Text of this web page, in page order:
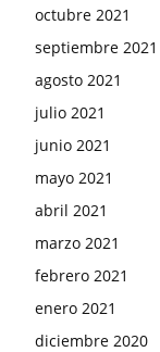
octubre 2021
septiembre 2021
agosto 2021
julio 2021
junio 2021
mayo 2021
abril 2021
marzo 2021
febrero 2021
enero 2021
diciembre 2020